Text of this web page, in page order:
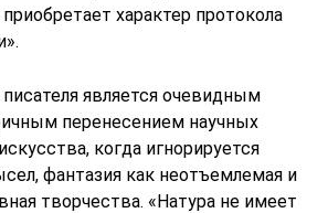
характер протокола
является очевидным
перенесением научных
когда игнорируется
фантазия как неотъемлемая и
творчества. «Натура не имеет